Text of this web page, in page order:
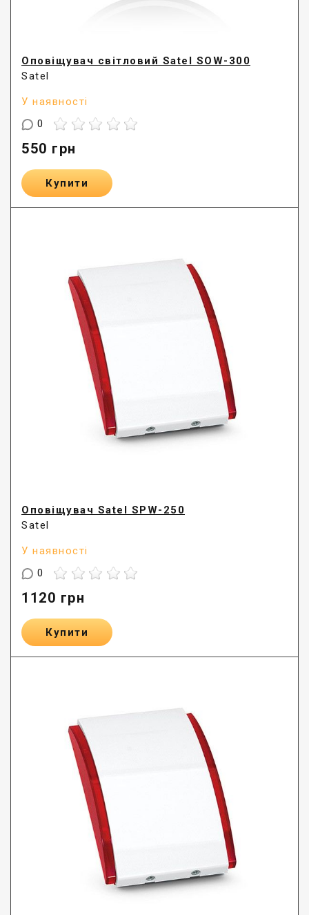
Оповіщувач світловий Satel SOW-300
Satel
У наявності
0
550 грн
Купити
Оповіщувач Satel SPW-250
Satel
У наявності
0
1120 грн
Купити